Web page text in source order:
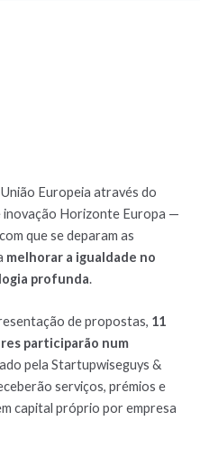
Europeia através do
inovação Horizonte Europa —
que se deparam as
melhorar a igualdade no
profunda.
de propostas, 11
participarão num
pela Startupwiseguys &
serviços, prémios e
capital próprio por empresa